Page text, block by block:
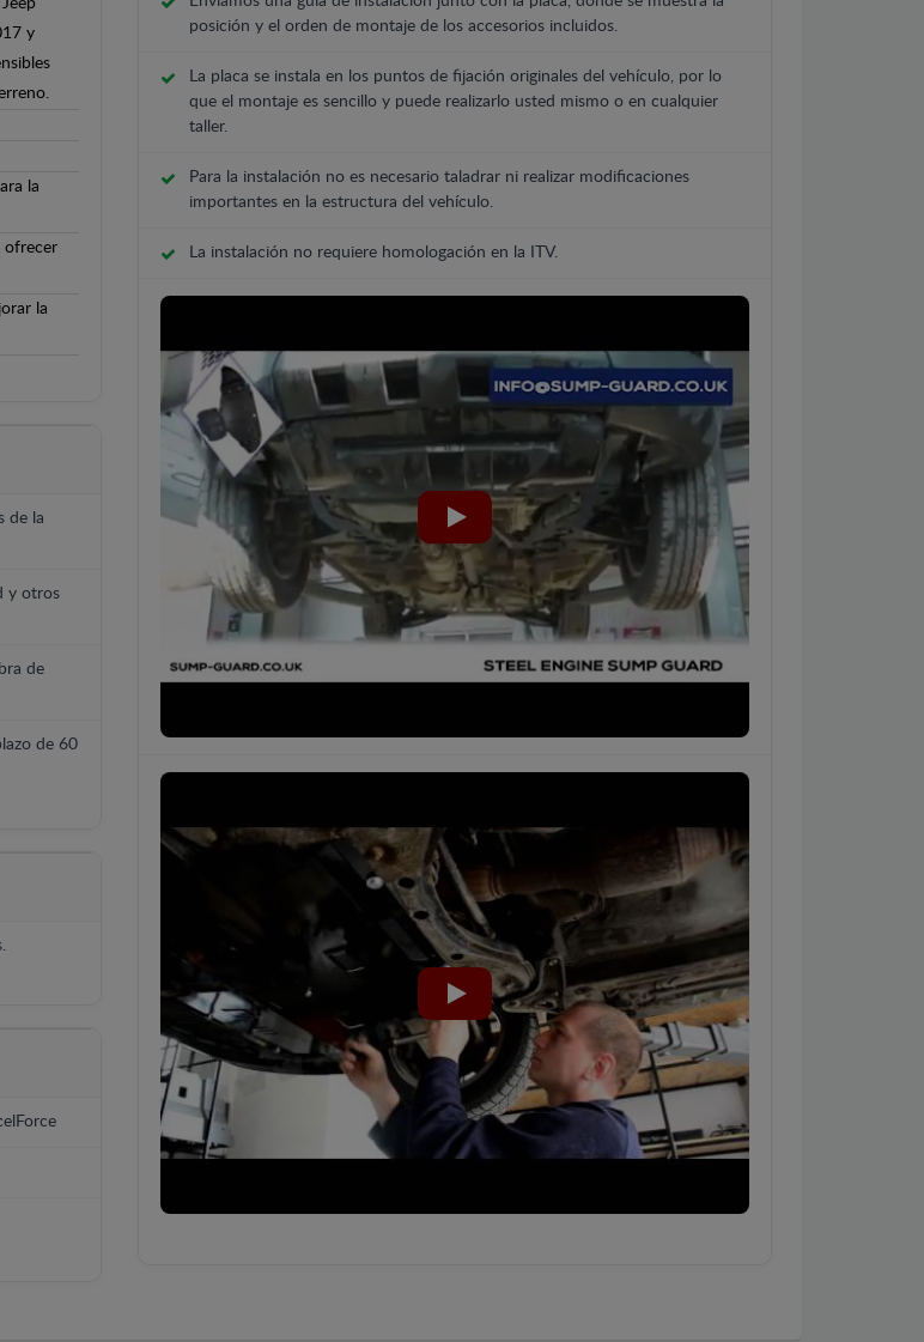
y
la
ofrecer
la
de la
y otros
de
de 60
posición y el orden de montaje de los accesorios incluidos.
La placa se instala en los puntos de fijación originales del vehículo, por lo
que el montaje es sencillo y puede realizarlo usted mismo o en cualquier
taller.
Para la instalación no es necesario taladrar ni realizar modificaciones
importantes en la estructura del vehículo.
La instalación no requiere homologación en la ITV.